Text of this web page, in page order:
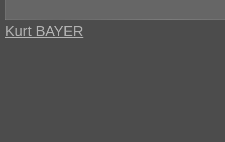
Kurt BAYER